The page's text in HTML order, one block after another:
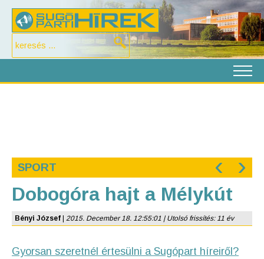
SPORT ‹ ›
Dobogóra hajt a Mélykút
Bényi József 2015. December 18. 12:55:01 | Utolsó frissítés: 11 év
Gyorsan szeretnél értesülni a Sugópart híreiről?